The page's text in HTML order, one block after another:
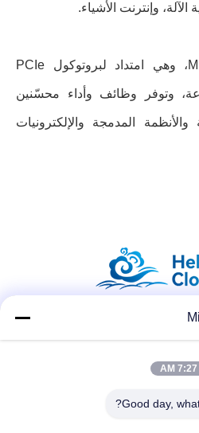
وإنترنت الأشياء.
باختصار، واجهة Mini PCIe، وهي امتداد لبروتوكول PCIe
وتوفر وظائف وأداء محسّنين
والأنظمة المدمجة والإلكترونيات
السريع
7:27 AM
Good day,